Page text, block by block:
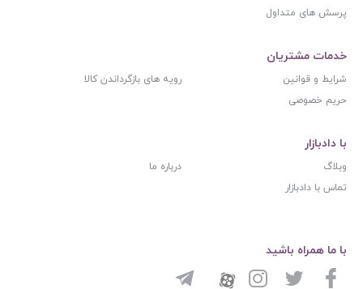
پرسش های متداول
خدمات مشتریان
شرایط و قوانین
رویه های بازگرداندن کالا
حریم خصوصی
با دادبازار
وبلاگ
درباره ما
تماس با دادبازار
با ما همراه باشید